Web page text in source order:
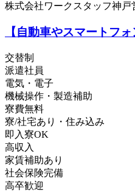
株式会社ワークスタッフ神戸
【自動車やスマートフ
交替制
派遣社員
電気・電子
機械操作・製造補助
寮費無料
寮/社宅あり・住み込み
即入寮OK
高収入
家賃補助あり
社会保険完備
高卒歓迎